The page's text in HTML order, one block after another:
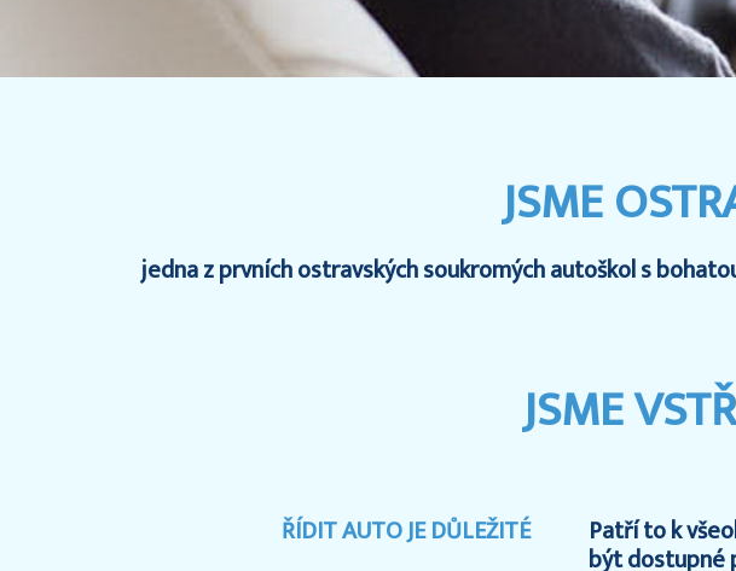
JSME
jedna z prvních ostravských soukromých autoškol s
JSME
ŘÍDIT AUTO JE DŮLEŽITÉ
Patří to k
být dostupné